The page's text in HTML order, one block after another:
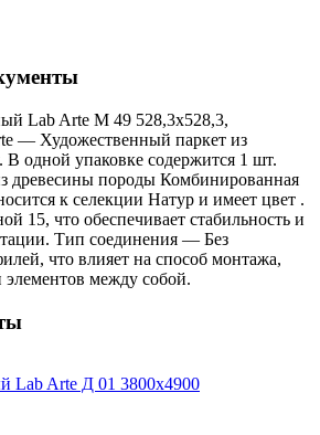
Lab Arte М 49 528,3х528,3,
— Художественный паркет из
одной упаковке содержится 1 шт.
древесины породы Комбинированная
к селекции Натур и имеет цвет .
15, что обеспечивает стабильность и
Тип соединения — Без
что влияет на способ монтажа,
между собой.
Lab Arte Д 01 3800х4900